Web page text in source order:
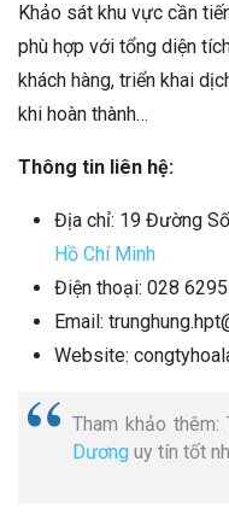
Khảo sát khu vực cần
phù hợp với tổng diện
khách hàng, triển khai
khi hoàn thành…
Thông tin liên hệ:
Địa chỉ: 19 Đường
Hồ Chí Minh
Điện thoại: 028
Email:
Website:
Tham khảo thêm:
Dương uy tín tốt